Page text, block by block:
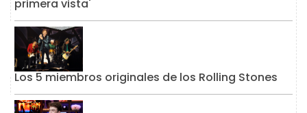
primera vista'
Los 5 miembros originales de los Rolling Stones